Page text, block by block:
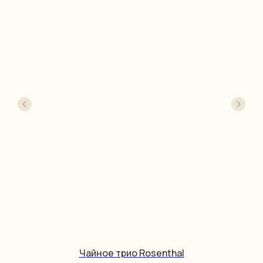
Чайное трио Rosenthal